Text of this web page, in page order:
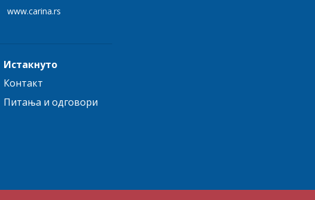
www.carina.rs
Истакнуто
Контакт
Питања и одговори